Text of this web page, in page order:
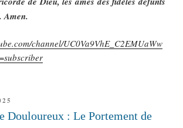
Amen.
channel/UC0Va9VhE_C2EMUaWw
Douloureux : Le Portement de